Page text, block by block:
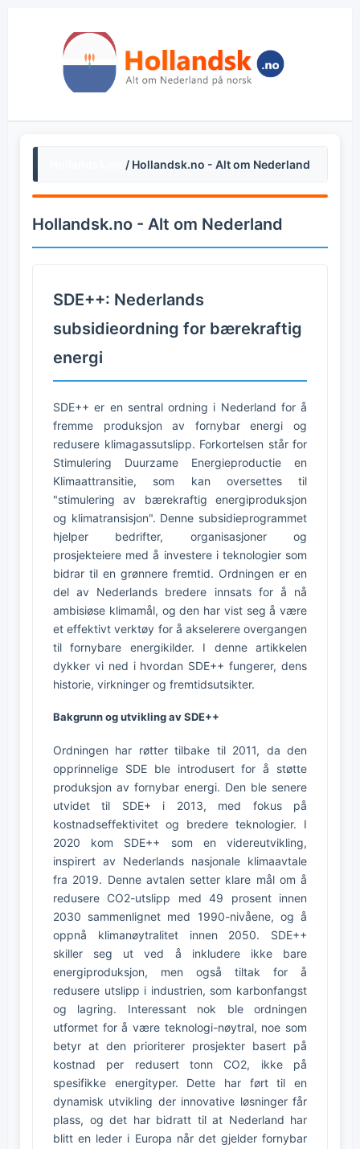
/ Hollandsk.no - Alt om Nederland
Hollandsk.no - Alt om Nederland
SDE++: Nederlands
subsidieordning for bærekraftig
energi
SDE++ er en sentral ordning i Nederland for å
fremme produksjon av fornybar energi og
redusere klimagassutslipp. Forkortelsen står for
Stimulering Duurzame Energieproductie en
Klimaattransitie, som kan oversettes til
"stimulering av bærekraftig energiproduksjon
og klimatransisjon". Denne subsidieprogrammet
hjelper bedrifter, organisasjoner og
prosjekteiere med å investere i teknologier som
bidrar til en grønnere fremtid. Ordningen er en
del av Nederlands bredere innsats for å nå
ambisiøse klimamål, og den har vist seg å være
et effektivt verktøy for å akselerere overgangen
til fornybare energikilder. I denne artikkelen
dykker vi ned i hvordan SDE++ fungerer, dens
historie, virkninger og fremtidsutsikter.
Bakgrunn og utvikling av SDE++
Ordningen har røtter tilbake til 2011, da den
opprinnelige SDE ble introdusert for å støtte
produksjon av fornybar energi. Den ble senere
utvidet til SDE+ i 2013, med fokus på
kostnadseffektivitet og bredere teknologier. I
2020 kom SDE++ som en videreutvikling,
inspirert av Nederlands nasjonale klimaavtale
fra 2019. Denne avtalen setter klare mål om å
redusere CO2-utslipp med 49 prosent innen
2030 sammenlignet med 1990-nivåene, og å
oppnå klimanøytralitet innen 2050. SDE++
skiller seg ut ved å inkludere ikke bare
energiproduksjon, men også tiltak for å
redusere utslipp i industrien, som karbonfangst
og lagring. Interessant nok ble ordningen
utformet for å være teknologi-nøytral, noe som
betyr at den prioriterer prosjekter basert på
kostnad per redusert tonn CO2, ikke på
spesifikke energityper. Dette har ført til en
dynamisk utvikling der innovative løsninger får
plass, og det har bidratt til at Nederland har
blitt en leder i Europa når det gjelder fornybar